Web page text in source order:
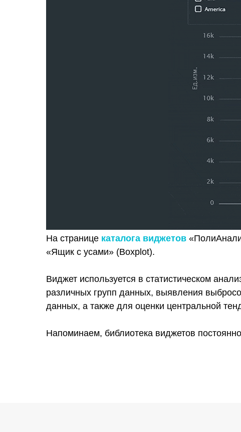
На странице каталога виджетов
«Ящик с усами» (Boxplot).
Виджет используется в статистическом
различных групп данных, выявления
данных, а также для оценки центральной
Напоминаем, библиотека виджетов